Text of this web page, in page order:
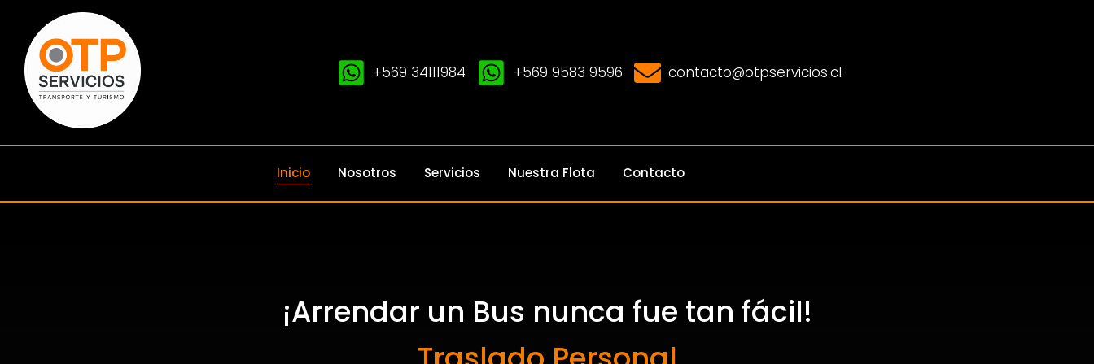
+569 34111984 +569 9583 9596 contacto@otpservicios.cl
Inicio Nosotros Servicios Nuestra Flota Contacto
¡Arrendar un Bus nunca fue tan fácil!
Traslado Personal